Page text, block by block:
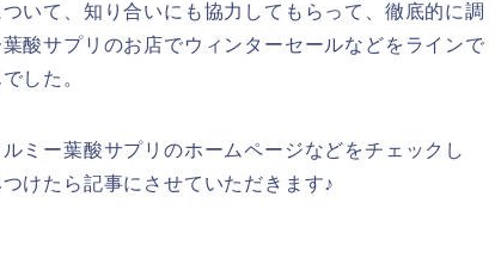
いて、知り合いにも協力してもらって、徹底的に調
酸サプリのお店でウィンターセールなどをラインで
した。
ミー葉酸サプリのホームページなどをチェックし
けたら記事にさせていただきます♪